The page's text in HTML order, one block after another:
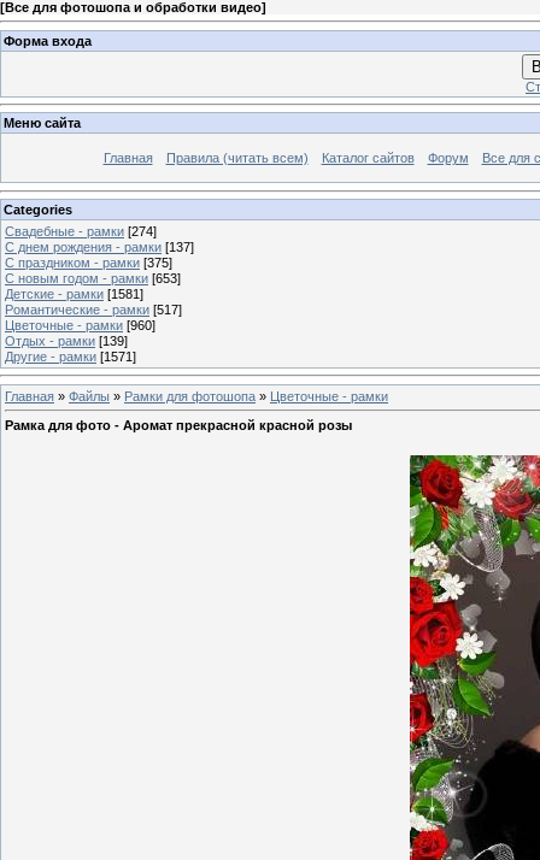
[Все для фотошопа и обработки видео]
Форма входа
Меню сайта
Главная Правила (читать всем) Каталог сайтов Форум Все для
Categories
Свадебные - рамки [274]
С днем рождения - рамки [137]
С праздником - рамки [375]
С новым годом - рамки [653]
Детские - рамки [1581]
Романтические - рамки [517]
Цветочные - рамки [960]
Отдых - рамки [139]
Другие - рамки [1571]
Главная » Файлы » Рамки для фотошопа » Цветочные - рамки
Рамка для фото - Аромат прекрасной красной розы